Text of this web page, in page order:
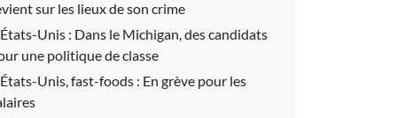
sur les lieux de son crime
États-Unis : Dans le Michigan, des candidats
une politique de classe
États-Unis, fast-foods : En grève pour les